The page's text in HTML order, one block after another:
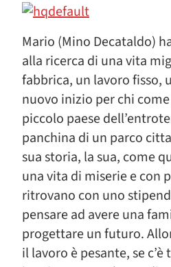
Mario (Mino Decataldo)
alla ricerca di una vita
fabbrica, un lavoro fisso,
nuovo inizio per chi
piccolo paese
panchina di un parco
sua storia, la sua, come
una vita di miserie e con
ritrovano con uno
pensare ad avere una
progettare un futuro.
il lavoro è pesante, se